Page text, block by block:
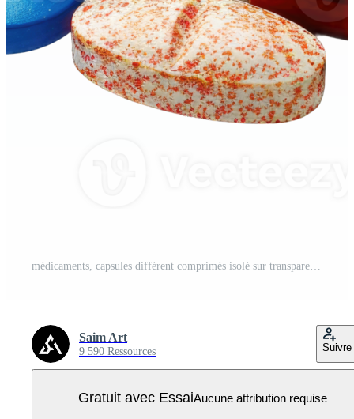
médicaments, capsules différent comprimés isolé sur transparent Contexte Couper en dehors PNG Pro
Saim Art
9 590 Ressources Suivre
Gratuit avec EssaiAucune attribution requise